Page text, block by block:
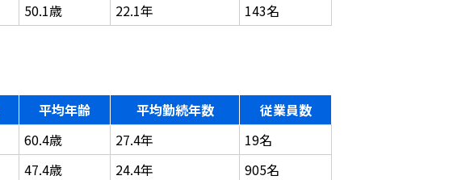
50.1歳 22.1年 143名
平均年齢 平均勤続年数
従業員数
60.4歳 27.4年
19名
47.4歳 24.4年
905名